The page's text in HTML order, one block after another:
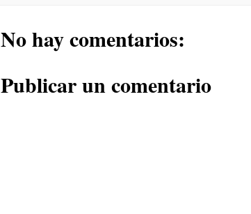
No hay comentarios:
Publicar un comentario